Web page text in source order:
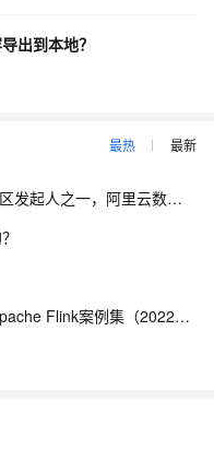
出到本地？
最热 最新
【大咖问答】对话PostgreSQL 中国社区发起人之一，阿里云数据库高级专家 德哥
【藏经阁一起读（27）】本周推荐《Apache Flink案例集（2022版）》，你有哪些心得？